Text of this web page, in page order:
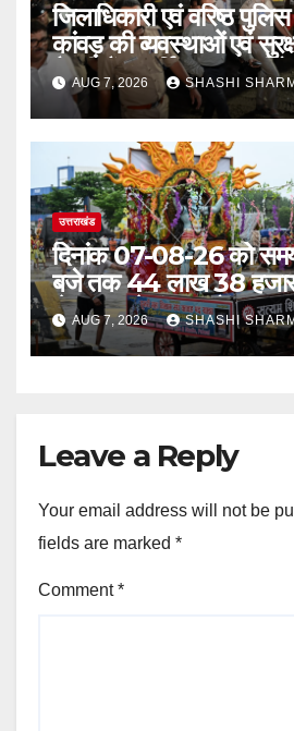
जिलाधिकारी एवं वरिष्ठ
कांवड़ की व्यवस्थाओं एवं
बैरागी कैंप पार्किंग स्थल
रात्रि पहुंचे
AUG 7, 2026 SHASHI
उत्तराखंड
दिनांक 07-08-26 को
बजे तक 44 लाख 38
लेकर अपने गंतव्य को
AUG 7, 2026 SHASHI
Leave a Reply
Your email address will not be
fields are marked *
Comment*